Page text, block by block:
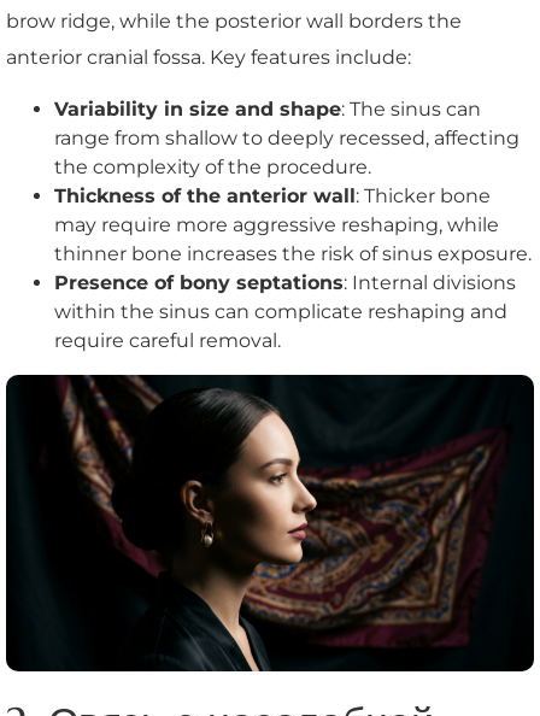
brow ridge, while the posterior wall borders the
anterior cranial fossa. Key features include:
Variability in size and shape: The sinus can
range from shallow to deeply recessed, affecting
the complexity of the procedure.
Thickness of the anterior wall: Thicker bone
may require more aggressive reshaping, while
thinner bone increases the risk of sinus exposure.
Presence of bony septations: Internal divisions
within the sinus can complicate reshaping and
require careful removal.